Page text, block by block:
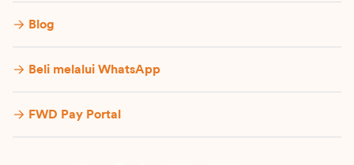
Blog
Beli melalui WhatsApp
FWD Pay Portal